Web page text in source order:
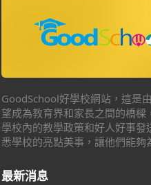
GoodSchool好學校網站，這是
望成為教育界和家長之間的橋
學校內的教學政策和好人好事
悉學校的亮點美事，讓他們能夠
最新消息